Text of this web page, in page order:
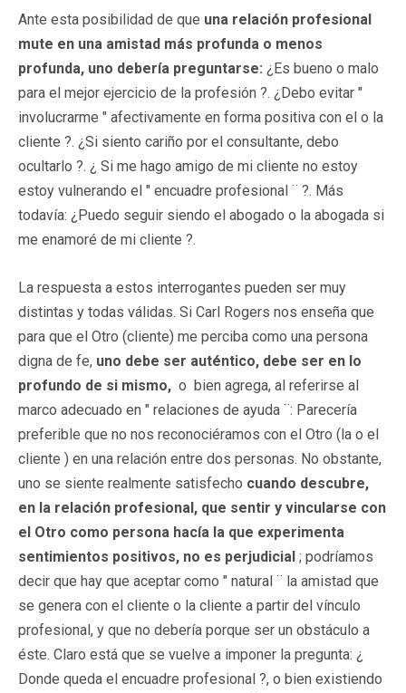
Ante esta posibilidad de que una relación profesional
mute en una amistad más profunda o menos
profunda, uno debería preguntarse: ¿Es bueno o malo
para el mejor ejercicio de la profesión ?. ¿Debo evitar "
involucrarme " afectivamente en forma positiva con el o la
cliente ?. ¿Si siento cariño por el consultante, debo
ocultarlo ?. ¿ Si me hago amigo de mi cliente no estoy
estoy vulnerando el " encuadre profesional ¨ ?. Más
todavía: ¿Puedo seguir siendo el abogado o la abogada si
me enamoré de mi cliente ?.
La respuesta a estos interrogantes pueden ser muy
distintas y todas válidas. Si Carl Rogers nos enseña que
para que el Otro (cliente) me perciba como una persona
digna de fe, uno debe ser auténtico, debe ser en lo
profundo de si mismo, o bien agrega, al referirse al
marco adecuado en " relaciones de ayuda ¨: Parecería
preferible que no nos reconociéramos con el Otro (la o el
cliente ) en una relación entre dos personas. No obstante,
uno se siente realmente satisfecho cuando descubre,
en la relación profesional, que sentir y vincularse con
el Otro como persona hacía la que experimenta
sentimientos positivos, no es perjudicial ; podríamos
decir que hay que aceptar como " natural ¨ la amistad que
se genera con el cliente o la cliente a partir del vínculo
profesional, y que no debería porque ser un obstáculo a
éste. Claro está que se vuelve a imponer la pregunta: ¿
Donde queda el encuadre profesional ?, o bien existiendo